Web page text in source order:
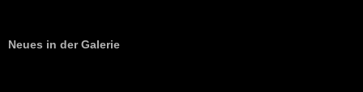
Neues in der Galerie